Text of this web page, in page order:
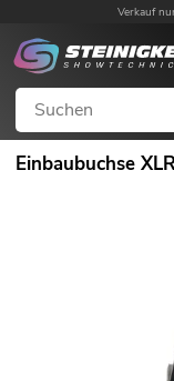
Verkauf
Einbaubuchse